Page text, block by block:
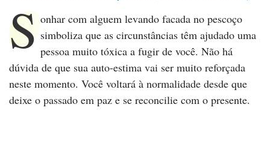
S onhar com alguem levando facada no pescoço
simboliza que as circunstâncias têm ajudado uma
pessoa muito tóxica a fugir de você. Não há
dúvida de que sua auto-estima vai ser muito reforçada
neste momento. Você voltará à normalidade desde que
deixe o passado em paz e se reconcilie com o presente.